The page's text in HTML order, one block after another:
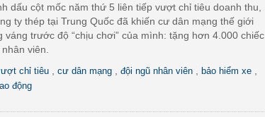
dấu cột mốc năm thứ 5 liên tiếp vượt chỉ tiêu doanh thu,
ty thép tại Trung Quốc đã khiến cư dân mạng thế giới
váng trước độ “chịu chơi” của mình: tặng hơn 4.000 chiếc
viên.
chỉ tiêu cư dân mạng đội ngũ nhân viên bảo hiểm xe
động